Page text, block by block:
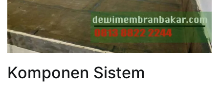
Komponen Sistem